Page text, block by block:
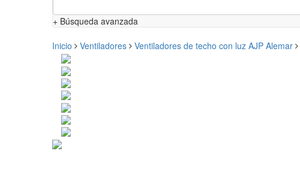
+ Búsqueda avanzada
Inicio Ventiladores Ventiladores de techo con luz AJP Alemar